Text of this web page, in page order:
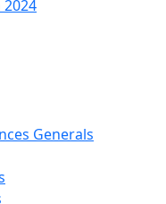
Generals